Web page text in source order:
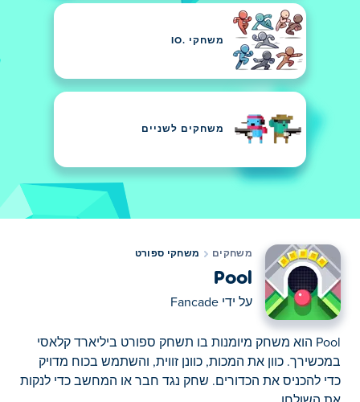
משחקי .IO
משחקים לשניים
משחקים משחקי ספורט
Pool
על ידי Fancade
Pool הוא משחק מיומנות בו תשחק ספורט ביליארד קלאסי
במכשירך. כוון את המכות, כוונן זווית, והשתמש בכוח מדויק
כדי להכניס את הכדורים. שחק נגד חבר או המחשב כדי לנקות